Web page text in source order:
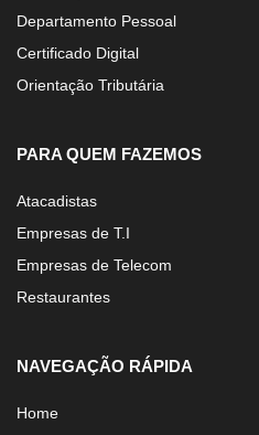
Departamento Pessoal
Certificado Digital
Orientação Tributária
PARA QUEM FAZEMOS
Atacadistas
Empresas de T.I
Empresas de Telecom
Restaurantes
NAVEGAÇÃO RÁPIDA
Home